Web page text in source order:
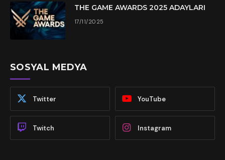
THE GAME AWARDS 2025 ADAYLARI
17/11/2025
SOSYAL MEDYA
Twitter YouTube
Twitch Instagram